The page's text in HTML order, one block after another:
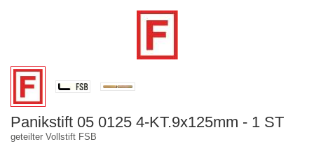
Panikstift 05 0125 4-KT.9x125mm - 1 ST
geteilter Vollstift FSB